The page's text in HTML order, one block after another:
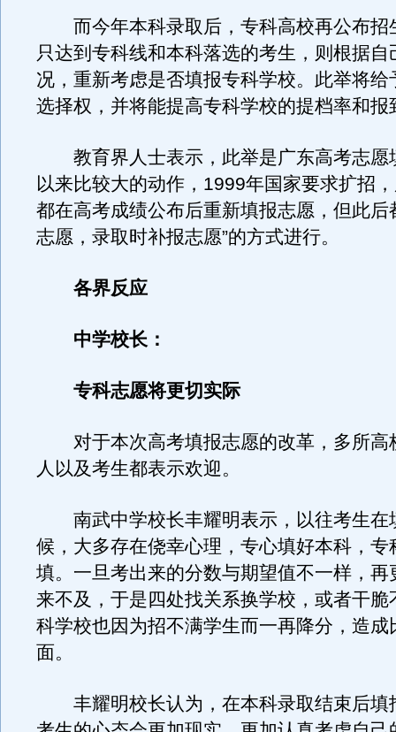
而今年本科录取后，专科高校再公布招
只达到专科线和本科落选的考生，则根据自
况，重新考虑是否填报专科学校。此举将给
选择权，并将能提高专科学校的提档率和报
教育界人士表示，此举是广东高考志愿
以来比较大的动作，1999年国家要求扩招
都在高考成绩公布后重新填报志愿，但此后
志愿，录取时补报志愿”的方式进行。
各界反应
中学校长：
专科志愿将更切实际
对于本次高考填报志愿的改革，多所高
人以及考生都表示欢迎。
南武中学校长丰耀明表示，以往考生在
候，大多存在侥幸心理，专心填好本科，专
填。一旦考出来的分数与期望值不一样，再
来不及，于是四处找关系换学校，或者干脆
科学校也因为招不满学生而一再降分，造成
面。
丰耀明校长认为，在本科录取结束后填